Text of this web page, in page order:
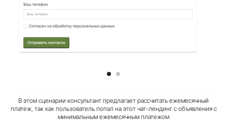
В этом сценарии консультант предлагает рассчитать ежемесячный
платеж, так как пользователь попал на этот чат-лендинг с объявления с
минимальным ежемесячным платежом